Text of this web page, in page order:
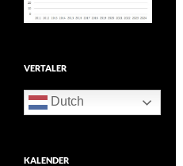
VERTALER
Dutch
KALENDER